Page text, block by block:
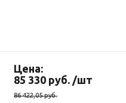
Цена:
85 330 руб. /шт
86 422,05руб.